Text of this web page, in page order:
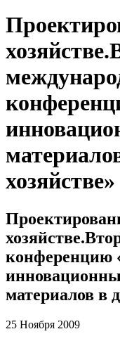
хозяйстве»
конференцию
материалов в
25 Ноября 2009